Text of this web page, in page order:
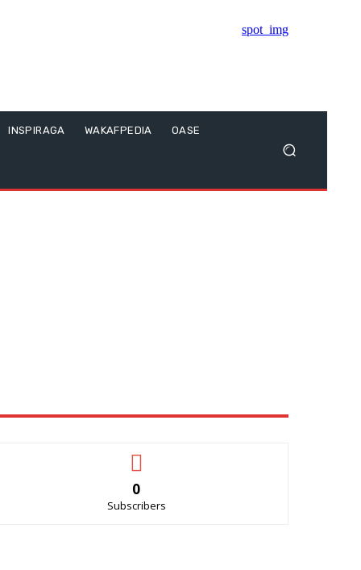
INSPIRAGA WAKAFPEDIA OASE
0
Subscribers